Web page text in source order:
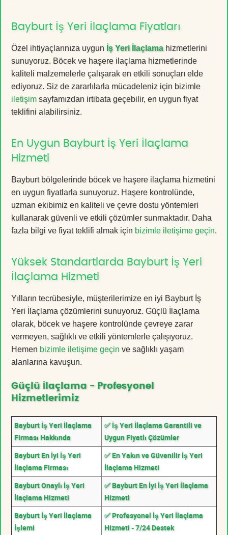
Bayburt İş Yeri İlaçlama Fiyatları
Özel ihtiyaçlarınıza uygun İş Yeri İlaçlamahizmetlerini
sunuyoruz. Böcek ve haşere ilaçlama hizmetlerinde
kaliteli malzemelerle çalışarak en etkili sonuçları elde
ediyoruz. Siz de zararlılarla mücadeleniz için bizimle
iletişim sayfamızdan irtibata geçebilir, en uygun fiyat
teklifini alabilirsiniz.
En Uygun Bayburt İş Yeri İlaçlama
Hizmeti
Bayburt bölgelerinde böcek ve haşere ilaçlama hizmetini
en uygun fiyatlarla sunuyoruz. Haşere kontrolünde,
uzman ekibimiz en kaliteli ve çevre dostu yöntemleri
kullanarak güvenli ve etkili çözümler sunmaktadır. Daha
fazla bilgi ve fiyat teklifi almak için bizimle iletişime geçin.
Yüksek Standartlarda Bayburt İş Yeri
İlaçlama Hizmeti
Yılların tecrübesiyle, müşterilerimize en iyi Bayburt İş
Yeri İlaçlama çözümlerini sunuyoruz. Güçlü İlaçlama
olarak, böcek ve haşere kontrolünde çevreye zarar
vermeyen, sağlıklı ve etkili yöntemlerle çalışıyoruz.
Hemen bizimle iletişime geçin ve sağlıklı yaşam
alanlarına kavuşun.
Güçlü İlaçlama - Profesyonel
Hizmetlerimiz
Bayburt İş Yeri İlaçlama
Firması Hakkında
✅ İş Yeri İlaçlama Garantili ve
Uygun Fiyatlı Çözümler
Bayburt En İyi İş Yeri
İlaçlama Firması
✅ En Yakın ve Güvenilir İş Yeri
İlaçlama Hizmeti
Bayburt Onaylı İş Yeri
İlaçlama Hizmeti
✅ Bayburt En İyi İş Yeri İlaçlama
Hizmeti
Bayburt İş Yeri İlaçlama
İşlemi
✅ Profesyonel İş Yeri İlaçlama
Hizmeti - 7/24 Destek